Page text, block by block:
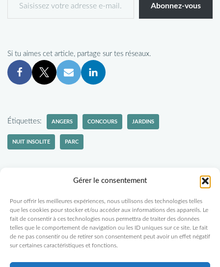
Gérer le consentement
Pour offrir les meilleures expériences, nous utilisons des technologies telles
que les cookies pour stocker et/ou accéder aux informations des appareils. Le
fait de consentir à ces technologies nous permettra de traiter des données
telles que le comportement de navigation ou les ID uniques sur ce site. Le fait
de ne pas consentir ou de retirer son consentement peut avoir un effet négatif
sur certaines caractéristiques et fonctions.
Abonnez-vous
Si tu aimes cet article, partage sur tes réseaux.
Étiquettes: ANGERS CONCOURS JARDINS
NUIT INSOLITE PARC
Politique-confidentialités Travaillons ensemble
Tu veux recevoir des nouvelles d'Escapades Amoureuses ?